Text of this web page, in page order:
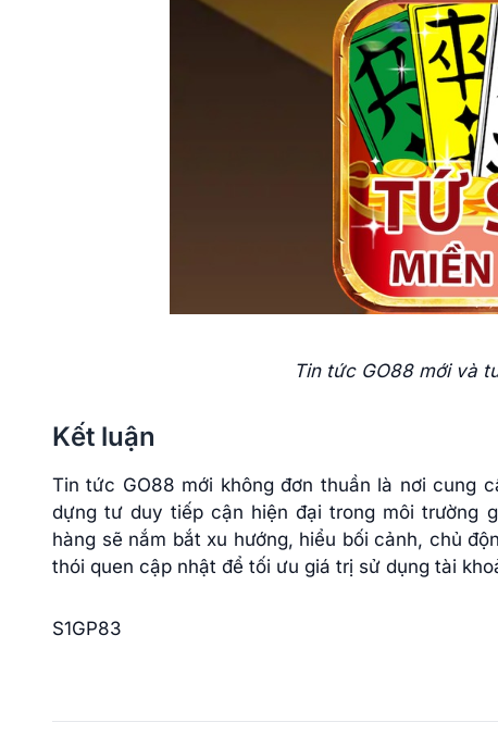
Tin tức GO88 mới và
Kết luận
Tin tức GO88 mới không đơn thuần là nơi cung
dựng tư duy tiếp cận hiện đại trong môi trường
hàng sẽ nắm bắt xu hướng, hiểu bối cảnh, chủ
thói quen cập nhật để tối ưu giá trị sử dụng tài
S1GP83